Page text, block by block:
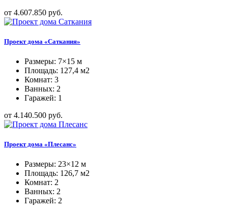
от 4.607.850 руб.
Проект дома «Саткания»
Размеры: 7×15 м
Площадь: 127,4 м2
Комнат: 3
Ванных: 2
Гаражей: 1
от 4.140.500 руб.
Проект дома «Плесанс»
Размеры: 23×12 м
Площадь: 126,7 м2
Комнат: 2
Ванных: 2
Гаражей: 2